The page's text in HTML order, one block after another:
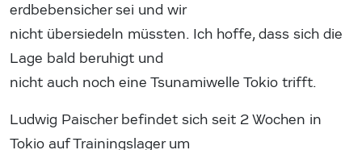
erdbebensicher sei und wir
nicht übersiedeln müssten. Ich hoffe, dass sich die
Lage bald beruhigt und
nicht auch noch eine Tsunamiwelle Tokio trifft.
Ludwig Paischer befindet sich seit 2 Wochen in
Tokio auf Trainingslager um